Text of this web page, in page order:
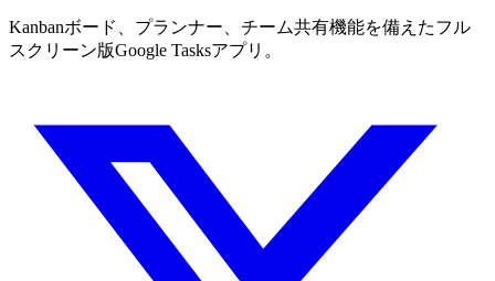
Kanbanボード、プランナー、チーム共有機能を備えたフル
スクリーン版Google Tasksアプリ。